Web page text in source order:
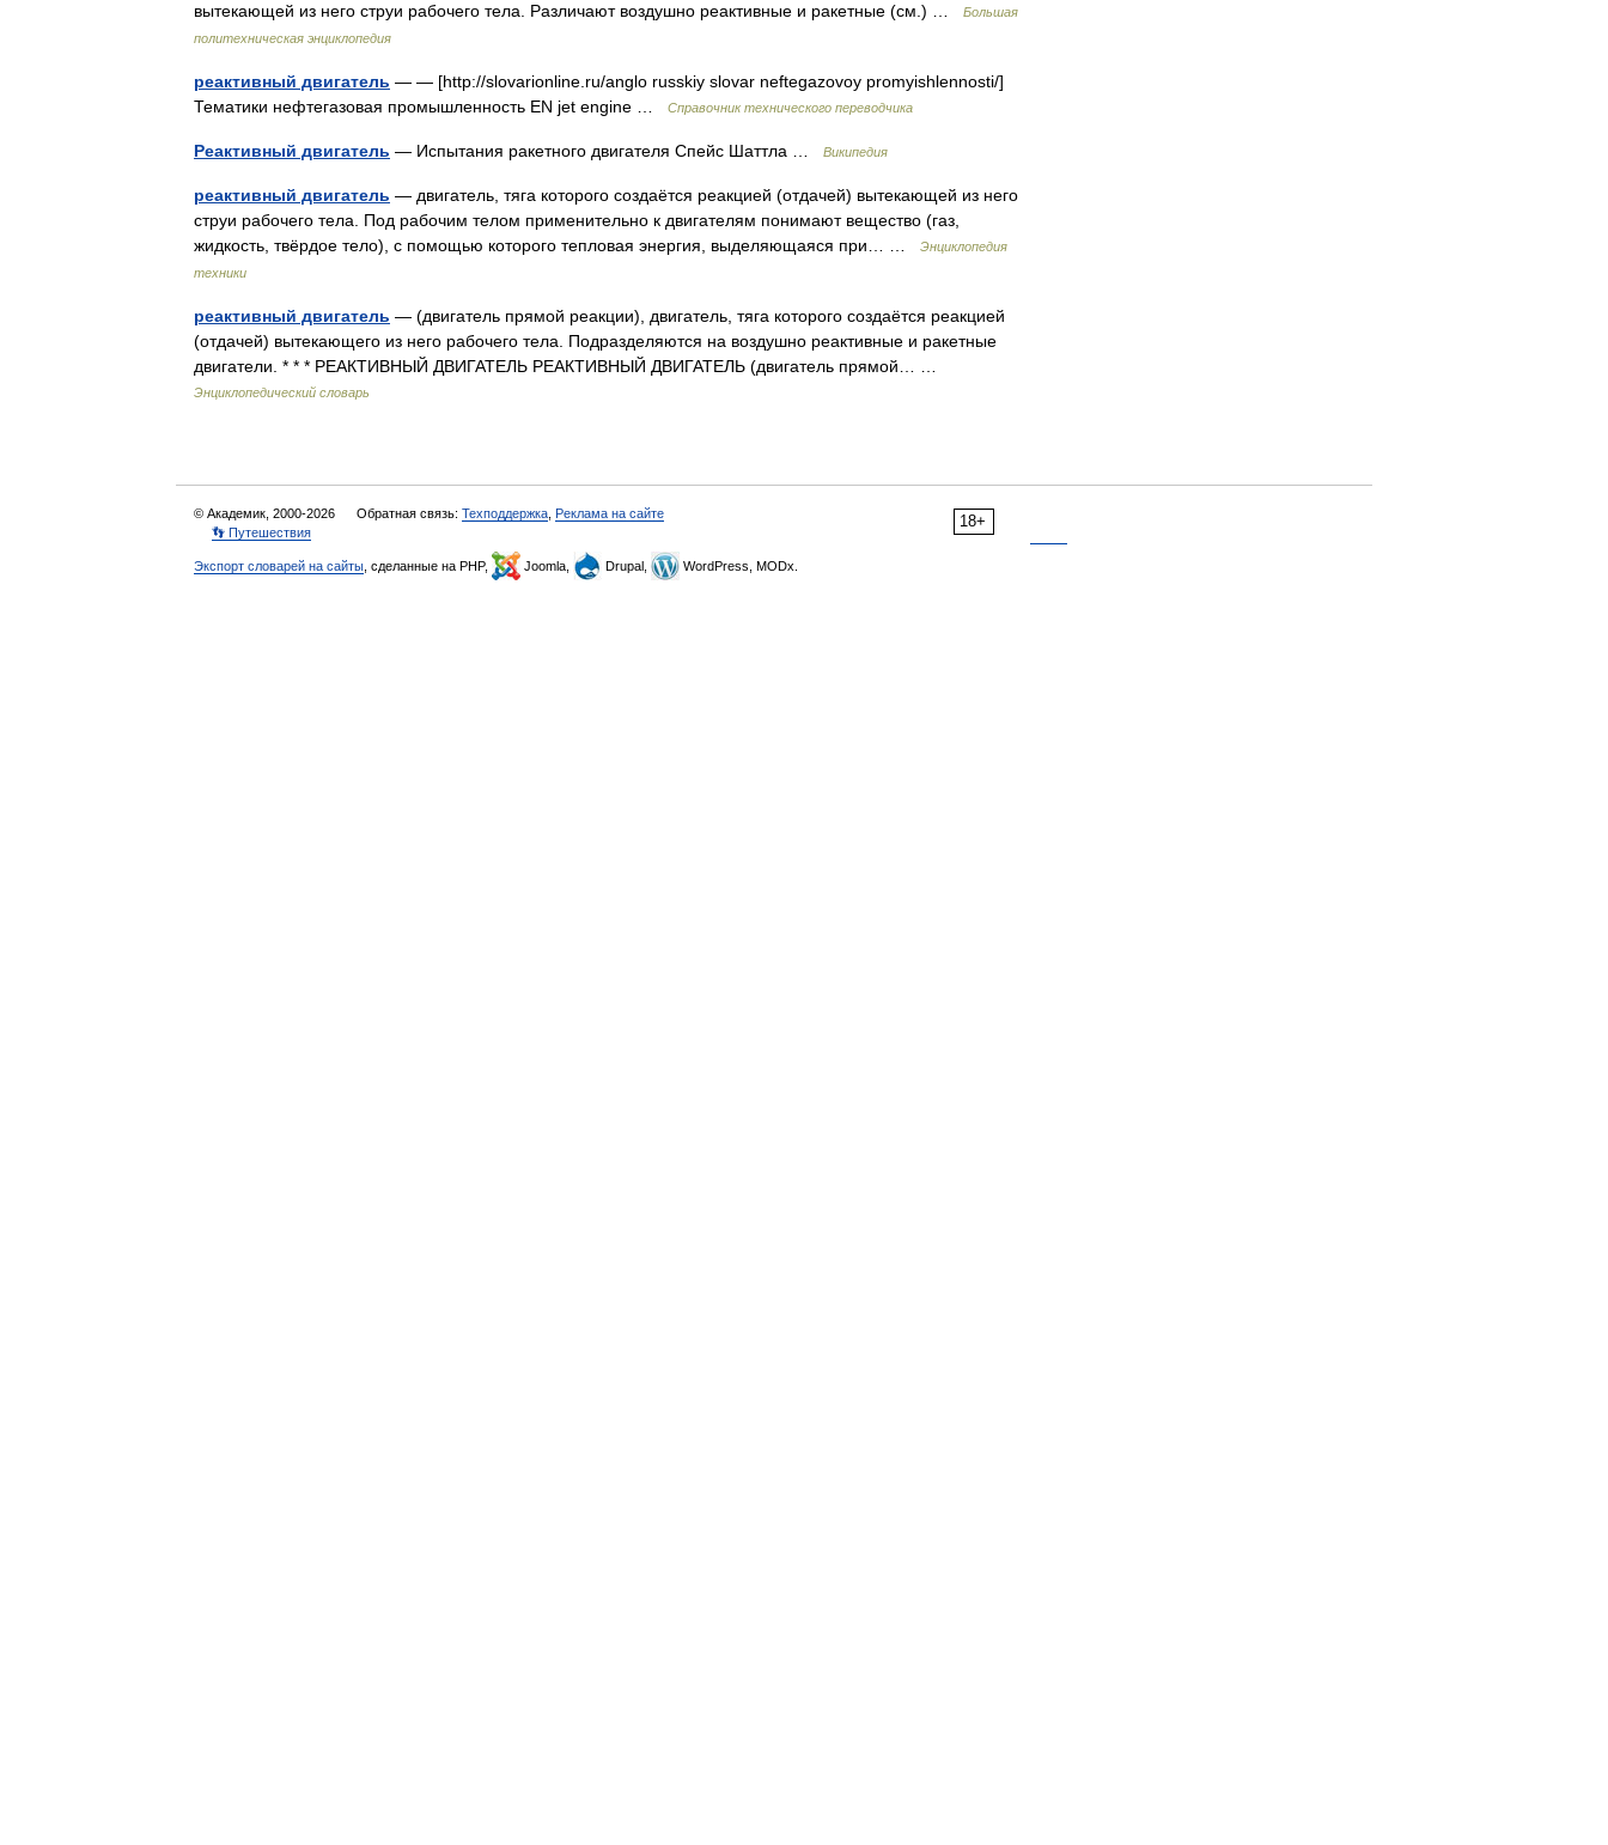
вытекающей из него струи рабочего тела. Различают воздушно реактивные и ракетные (см.) …
Большая
политехническая энциклопедия
реактивный двигатель — — [http://slovarionline.ru/anglo russkiy slovar neftegazovoy promyishlennosti/]
Тематики нефтегазовая промышленность EN jet engine …
Справочник технического переводчика
Реактивный двигатель — Испытания ракетного двигателя Спейс Шаттла … Википедия
реактивный двигатель — двигатель, тяга которого создаётся реакцией (отдачей) вытекающей из него
струи рабочего тела. Под рабочим телом применительно к двигателям понимают вещество (газ,
жидкость, твёрдое тело), с помощью которого тепловая энергия, выделяющаяся при… …
Энциклопедия
техники
реактивный двигатель — (двигатель прямой реакции), двигатель, тяга которого создаётся реакцией
(отдачей) вытекающего из него рабочего тела. Подразделяются на воздушно реактивные и ракетные
двигатели. * * * РЕАКТИВНЫЙ ДВИГАТЕЛЬ РЕАКТИВНЫЙ ДВИГАТЕЛЬ (двигатель прямой… …
Энциклопедический словарь
18+
© Академик, 2000-2026 Обратная связь: Техподдержка Реклама на сайте
👣 Путешествия
Экспорт словарей на сайты , сделанные на PHP, Joomla, Drupal, WordPress, MODx.